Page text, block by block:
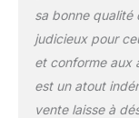
sa bonne qualité
judicieux pour
et conforme aux
est un atout
vente laisse à